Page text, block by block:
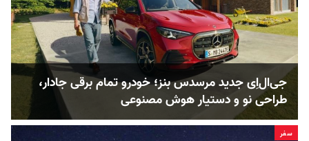
جی‌ال‌اِی جدید مرسدس بنز؛ خودرو تمام برقی جادار،
طراحی نو و دستیار هوش مصنوعی
سفر